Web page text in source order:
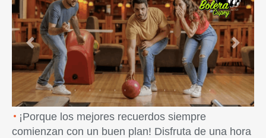
Previous Next
¡Porque los mejores recuerdos siempre
comienzan con un buen plan! Disfruta de una hora